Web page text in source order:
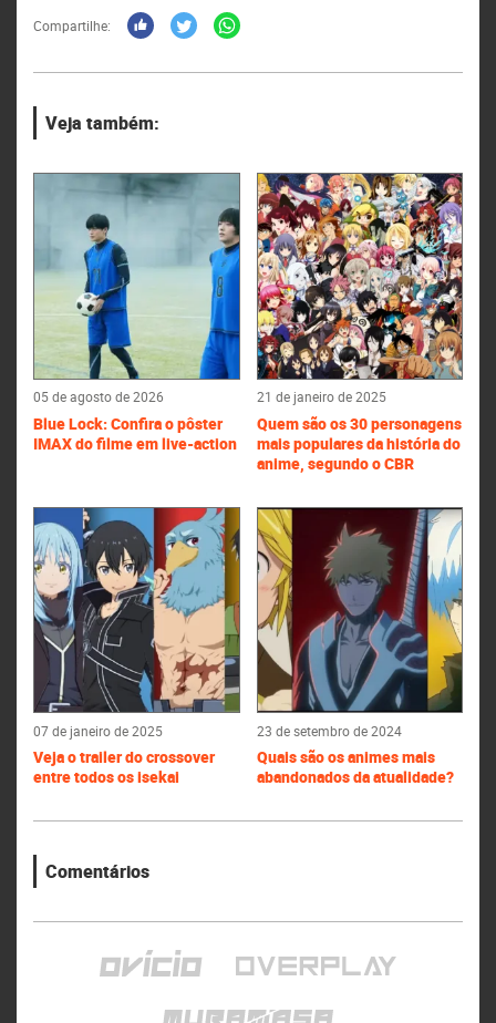
Compartilhe:
Veja também:
05 de agosto de 2026
Blue Lock: Confira o pôster
IMAX do filme em live-action
21 de janeiro de 2025
Quem são os 30 personagens
mais populares da história do
anime, segundo o CBR
07 de janeiro de 2025
Veja o trailer do crossover
entre todos os isekai
23 de setembro de 2024
Quais são os animes mais
abandonados da atualidade?
Comentários